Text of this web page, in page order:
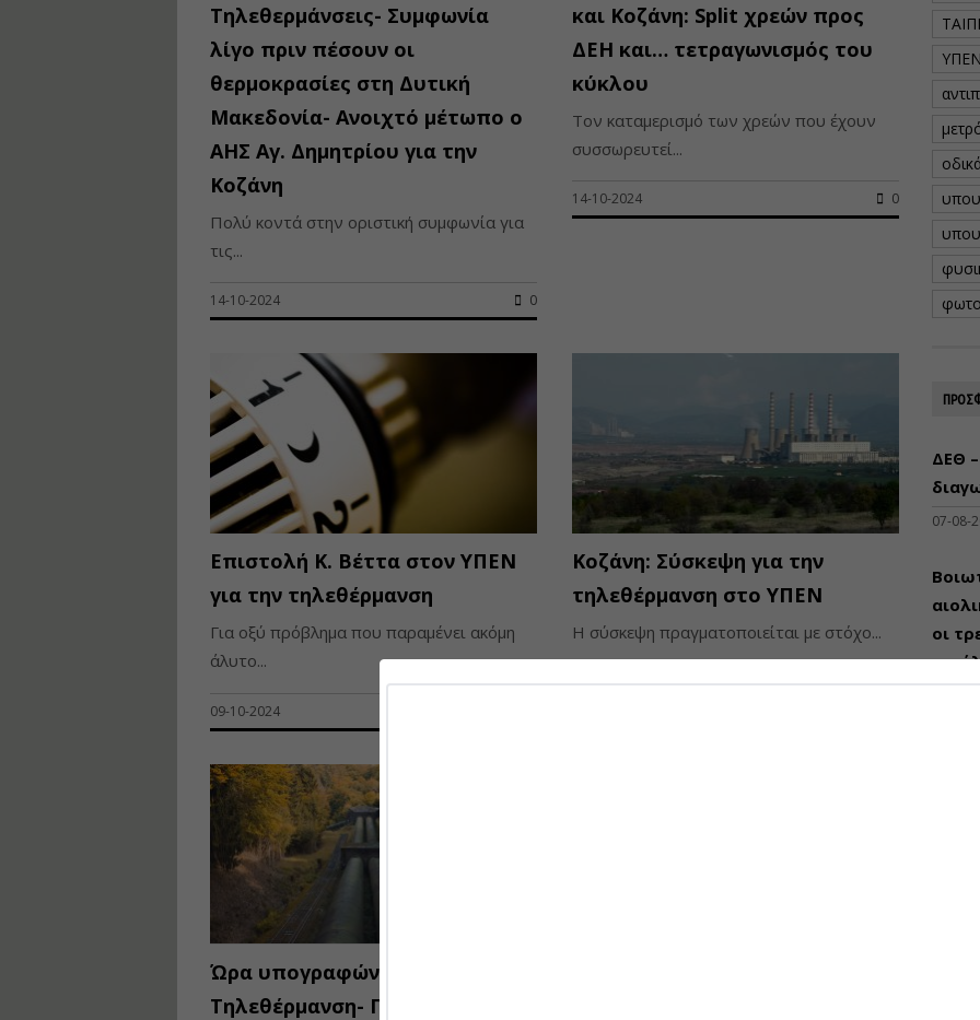
Τηλεθερμάνσεις- Συμφωνία
λίγο πριν πέσουν οι
θερμοκρασίες στη Δυτική
Μακεδονία- Ανοιχτό μέτωπο ο
ΑΗΣ Αγ. Δημητρίου για την
Κοζάνη
Πολύ κοντά στην οριστική συμφωνία για
τις...
14-10-2024 0
και Κοζάνη: Split χρεών προς
ΔΕΗ και… τετραγωνισμός του
κύκλου
Τον καταμερισμό των χρεών που έχουν
συσσωρευτεί...
14-10-2024 0
Επιστολή Κ. Βέττα στον ΥΠΕΝ
για την τηλεθέρμανση
Για οξύ πρόβλημα που παραμένει ακόμη
άλυτο...
09-10-2024
Κοζάνη: Σύσκεψη για την
τηλεθέρμανση στο ΥΠΕΝ
Η σύσκεψη πραγματοποιείται με στόχο...
29-09-2024 0
Ώρα υπογραφών για την
Τηλεθέρμανση- Πως θα
ΥΠΕΝ
ΔΕΘ
07-08-
οι
Στο
του